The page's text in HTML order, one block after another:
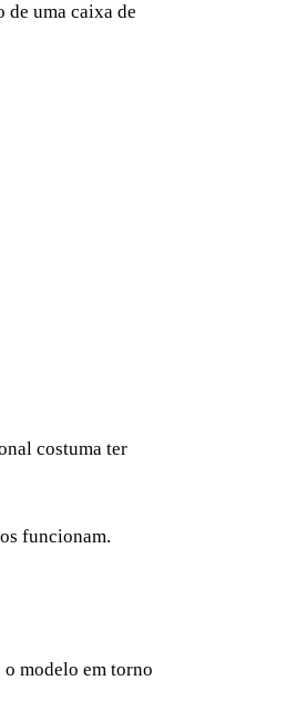
de uma caixa de
costuma ter
funcionam.
o modelo em torno